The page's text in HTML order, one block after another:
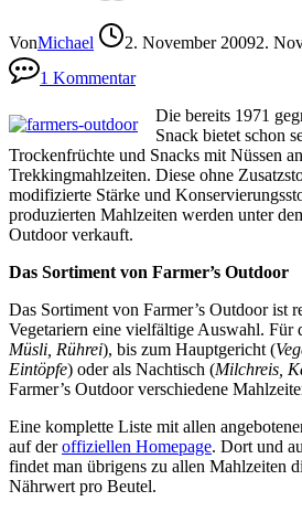
VonMichael 2. November 20092.
1 Kommentar
Die bereits 1971
Snack bietet schon
Trockenfrüchte und Snacks mit Nüssen
Trekkingmahlzeiten. Diese ohne
modifizierte Stärke und
produzierten Mahlzeiten werden unter
Outdoor verkauft.
Das Sortiment von Farmer’s Outdoor
Das Sortiment von Farmer’s Outdoor ist
Vegetariern eine vielfältige Auswahl. Für
Müsli, Rührei), bis zum Hauptgericht (
Eintöpfe) oder als Nachtisch (Milchreis,
Farmer’s Outdoor verschiedene
Eine komplette Liste mit allen
auf deroffiziellen Homepage. Dort und
findet man übrigens zu allen Mahlzeiten
Nährwert pro Beutel.